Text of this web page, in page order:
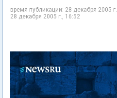
время публикации: 28 декабря 2005
28 декабря 2005 г., 16:52